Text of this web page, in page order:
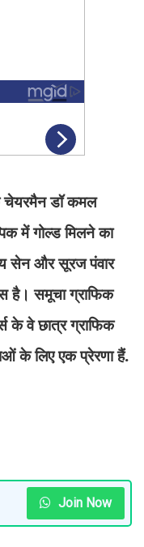
चेयरमैन डॉ कमल
में गोल्ड मिलने का
सेन और सूरज पंवार
है। समूचा ग्राफिक
के वे छात्र ग्राफिक
के लिए एक प्रेरणा हैं.
Join Now